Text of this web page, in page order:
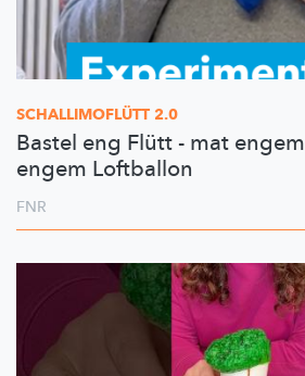
SCHALLIMOFLÜTT 2.0
Bastel eng Flütt - mat
engem Loftballon
FNR